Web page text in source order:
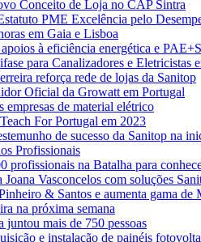
Conceito de Loja no CAP Sintra
PME Excelência pelo
em Gaia e Lisboa
à eficiência energética e
para Canalizadores e Eletricistas
reforça rede de lojas da Sanitop
Oficial da Growatt em Portugal
empresas de material elétrico
For Portugal em 2023
de sucesso da Sanitop na
Profissionais
profissionais na Batalha para
Vasconcelos com soluções
& Santos e aumenta gama de
na próxima semana
mais de 750 pessoas
e instalação de painéis